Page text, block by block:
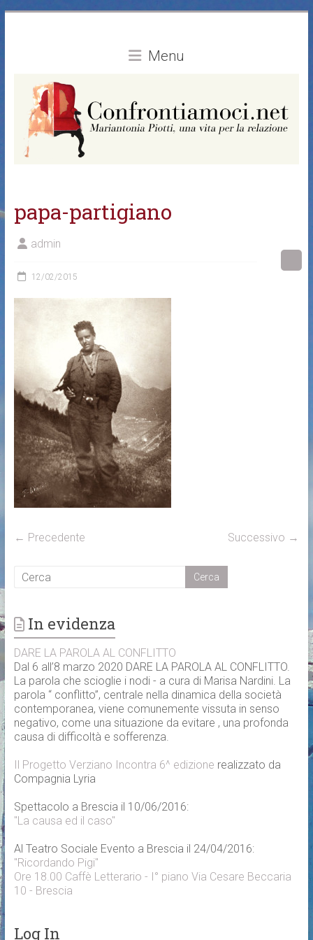
Menu
papa-partigiano
admin
12/02/2015
← Precedente Successivo →
In evidenza
DARE LA PAROLA AL CONFLITTO
Dal 6 all’8 marzo 2020 DARE LA PAROLA AL CONFLITTO.
La parola che scioglie i nodi - a cura di Marisa Nardini. La
parola “ conflitto”, centrale nella dinamica della società
contemporanea, viene comunemente vissuta in senso
negativo, come una situazione da evitare , una profonda
causa di difficoltà e sofferenza.
Il Progetto Verziano Incontra 6^ edizione realizzato da
Compagnia Lyria
Spettacolo a Brescia il 10/06/2016:
"La causa ed il caso"
Al Teatro Sociale Evento a Brescia il 24/04/2016:
"Ricordando Pigi"
Ore 18.00 Caffè Letterario - I° piano Via Cesare Beccaria
10 - Brescia
Log In